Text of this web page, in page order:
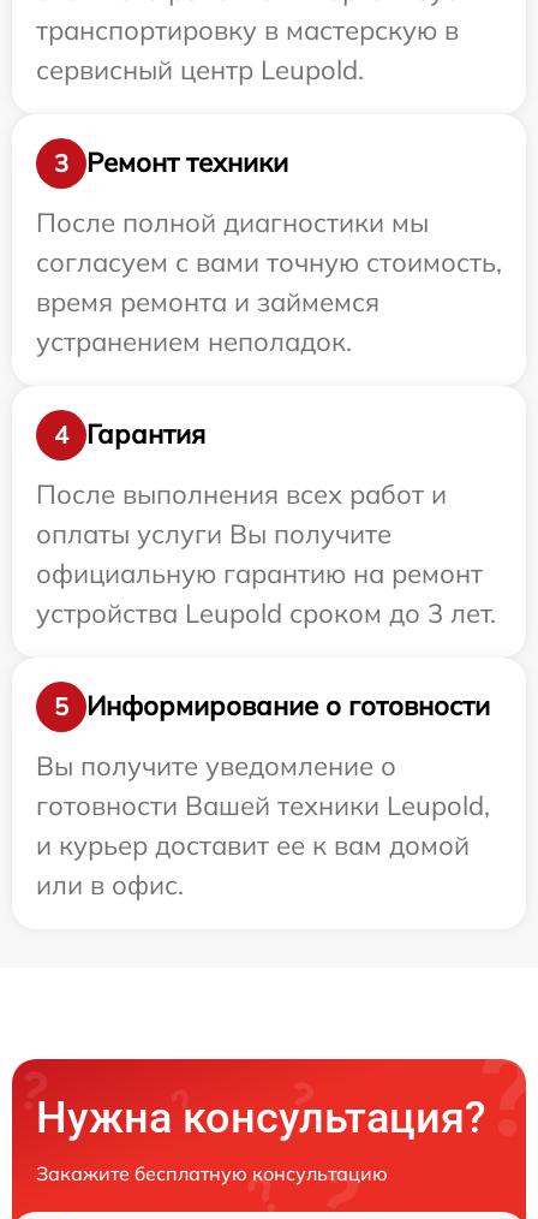
транспортировку в мастерскую в
сервисный центр Leupold.
3
Ремонт техники
После полной диагностики мы
согласуем с вами точную стоимость,
время ремонта и займемся
устранением неполадок.
4
Гарантия
После выполнения всех работ и
оплаты услуги Вы получите
официальную гарантию на ремонт
устройства Leupold сроком до 3 лет.
5
Информирование о готовности
Вы получите уведомление о
готовности Вашей техники Leupold,
и курьер доставит ее к вам домой
или в офис.
Нужна консультация?
Закажите бесплатную консультацию